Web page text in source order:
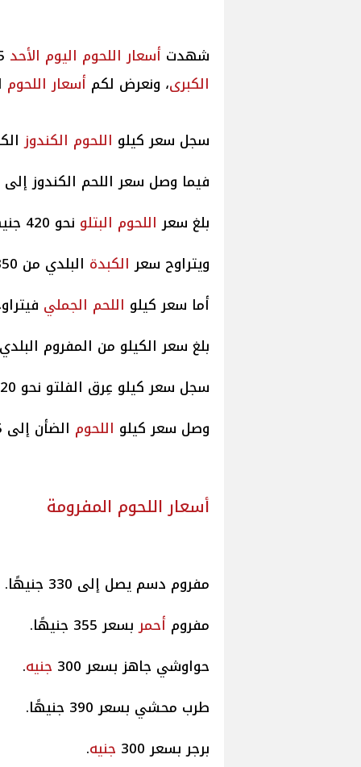
شهدت أسعار اللحوم اليوم الأحد
الكبرى، ونعرض لكم أسعار اللحوم
سجل سعر كيلو اللحوم الكندوز
فيما وصل سعر اللحم الكندوز إلى 397 جنيهًا.
بلغ سعر اللحوم البتلو نحو 420 جنيهًا.
ويتراوح سعر الكبدة البلدي من 350 إلى 400
أما سعر كيلو اللحم الجملي فيتراوح من
بلغ سعر الكيلو من المفروم البلدي ما بين 330
سجل سعر كيلو عِرق الفلتو نحو 420 جنيهًا.
وصل سعر كيلو اللحوم الضأن إلى 435 جنيهًا.
أسعار اللحوم المفرومة
مفروم دسم يصل إلى 330 جنيهًا.
مفروم أحمربسعر 355 جنيهًا.
حواوشي جاهز بسعر 300
جنيه.
طرب محشي بسعر 390 جنيهًا.
برجر بسعر 300
جنيه.